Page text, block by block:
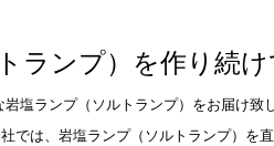
ランプ）を作り続け
塩ランプ（ソルトランプ）をお届け致し
では、岩塩ランプ（ソルトランプ）を